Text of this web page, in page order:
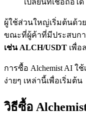
แนะนำ
ผู้ใช้ส่วนใหญ่เริ่มต้นด้วย
ขณะที่ผู้ค้าที่มีประสบก
เช่น ALCH/USDT เพื่อ
การซื้อ Alchemist AI ใ
ง่ายๆ เหล่านี้เพื่อเริ่มต้น
วิธีซื้อ